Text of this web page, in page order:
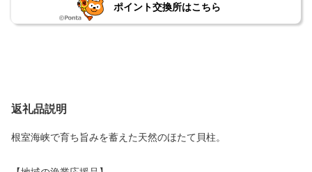
ポイント交換所はこちら
返礼品説明
根室海峡で育ち旨みを蓄えた天然のほたて貝柱。